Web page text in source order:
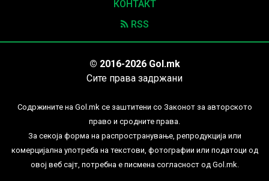
КОНТАКТ
RSS
© 2016-2026 Gol.mk
Сите права задржани
Содржините на Gol.mk се заштитени со Законот за авторското
право и сродните права.
За секоја форма на распространување, репродукција или
комерцијална употреба на текстови, фотографии или податоци од
овој веб сајт, потребна е писмена согласност од Gol.mk.